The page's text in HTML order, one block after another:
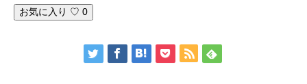
お気に入り ♡ 0